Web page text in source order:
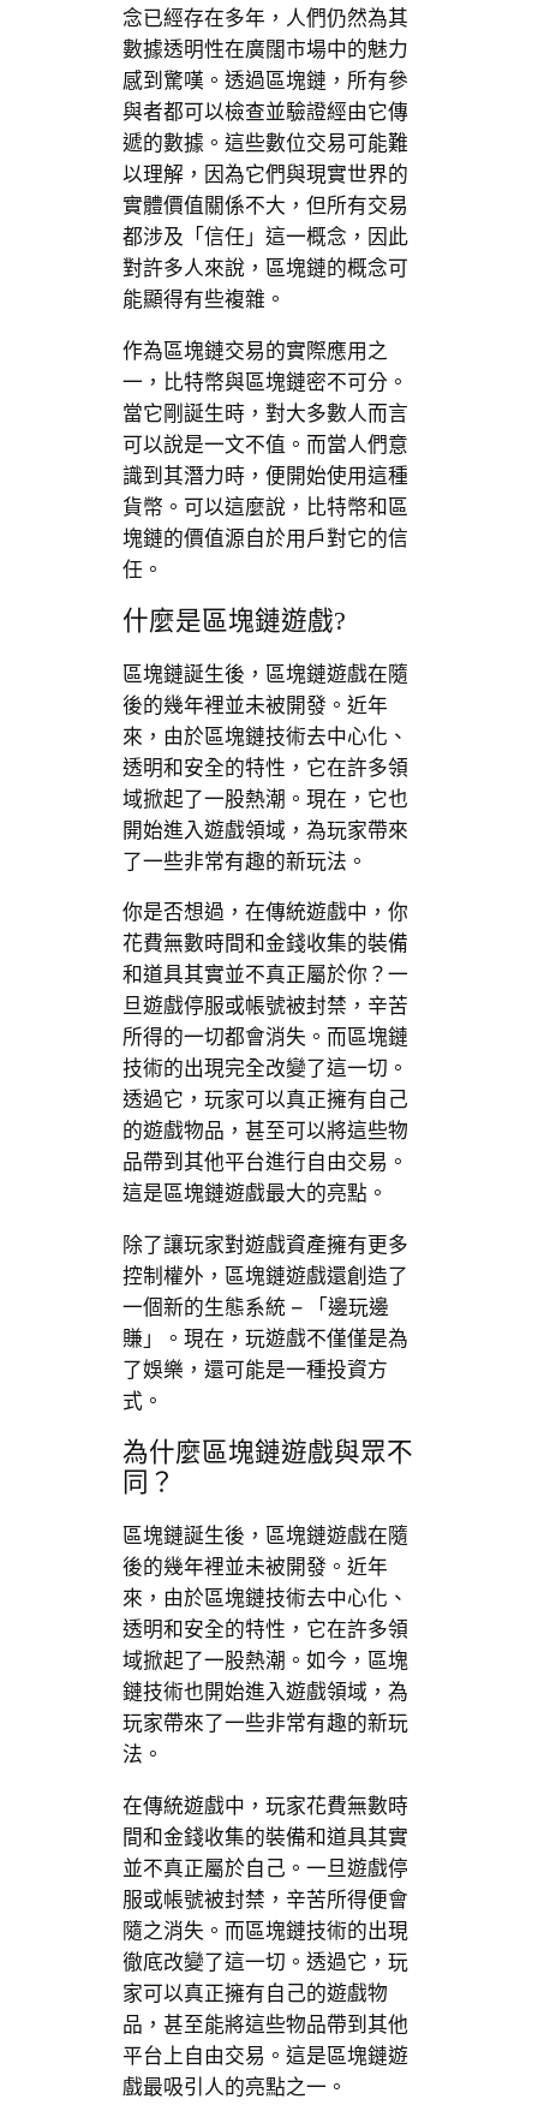
念已經存在多年，人們仍然為其
數據透明性在廣闊市場中的魅力
感到驚嘆。透過區塊鏈，所有參
與者都可以檢查並驗證經由它傳
遞的數據。這些數位交易可能難
以理解，因為它們與現實世界的
實體價值關係不大，但所有交易
都涉及「信任」這一概念，因此
對許多人來說，區塊鏈的概念可
能顯得有些複雜。
作為區塊鏈交易的實際應用之
一，比特幣與區塊鏈密不可分。
當它剛誕生時，對大多數人而言
可以說是一文不值。而當人們意
識到其潛力時，便開始使用這種
貨幣。可以這麼說，比特幣和區
塊鏈的價值源自於用戶對它的信
任。
什麼是區塊鏈遊戲?
區塊鏈誕生後，區塊鏈遊戲在隨
後的幾年裡並未被開發。近年
來，由於區塊鏈技術去中心化、
透明和安全的特性，它在許多領
域掀起了一股熱潮。現在，它也
開始進入遊戲領域，為玩家帶來
了一些非常有趣的新玩法。
你是否想過，在傳統遊戲中，你
花費無數時間和金錢收集的裝備
和道具其實並不真正屬於你？一
旦遊戲停服或帳號被封禁，辛苦
所得的一切都會消失。而區塊鏈
技術的出現完全改變了這一切。
透過它，玩家可以真正擁有自己
的遊戲物品，甚至可以將這些物
品帶到其他平台進行自由交易。
這是區塊鏈遊戲最大的亮點。
除了讓玩家對遊戲資產擁有更多
控制權外，區塊鏈遊戲還創造了
一個新的生態系統 – 「邊玩邊
賺」。現在，玩遊戲不僅僅是為
了娛樂，還可能是一種投資方
式。
為什麼區塊鏈遊戲與眾不
同？
區塊鏈誕生後，區塊鏈遊戲在隨
後的幾年裡並未被開發。近年
來，由於區塊鏈技術去中心化、
透明和安全的特性，它在許多領
域掀起了一股熱潮。如今，區塊
鏈技術也開始進入遊戲領域，為
玩家帶來了一些非常有趣的新玩
法。
在傳統遊戲中，玩家花費無數時
間和金錢收集的裝備和道具其實
並不真正屬於自己。一旦遊戲停
服或帳號被封禁，辛苦所得便會
隨之消失。而區塊鏈技術的出現
徹底改變了這一切。透過它，玩
家可以真正擁有自己的遊戲物
品，甚至能將這些物品帶到其他
平台上自由交易。這是區塊鏈遊
戲最吸引人的亮點之一。